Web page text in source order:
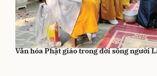
Văn hóa Phật giáo trong đời sống người